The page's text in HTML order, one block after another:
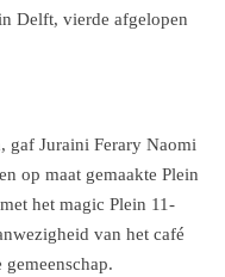
Delft, vierde afgelopen
gaf Juraini Ferary Naomi
op maat gemaakte Plein
het magic Plein 11-
van het café